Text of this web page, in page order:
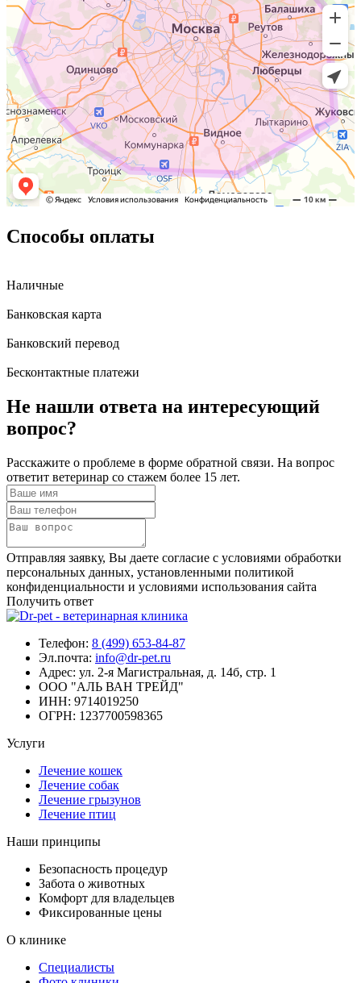
Способы оплаты
Наличные
Банковская карта
Банковский перевод
Бесконтактные платежи
Не нашли ответа на интересующий
вопрос?
Расскажите о проблеме в форме обратной связи. На вопрос
ответит ветеринар со стажем более 15 лет.
Отправляя заявку, Вы даете согласие с условиями обработки
персональных данных, установленными политикой
конфиденциальности и условиями использования сайта
Получить ответ
Телефон: 8 (499) 653-84-87
Эл.почта: info@dr-pet.ru
Адрес: ул. 2-я Магистральная, д. 14б, стр. 1
ООО "АЛЬ ВАН ТРЕЙД"
ИНН: 9714019250
ОГРН: 1237700598365
Услуги
Лечение кошек
Лечение собак
Лечение грызунов
Лечение птиц
Наши принципы
Безопасность процедур
Забота о животных
Комфорт для владельцев
Фиксированные цены
О клинике
Специалисты